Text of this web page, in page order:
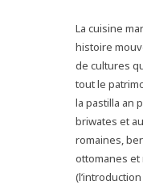
La cuisine
histoire
de cultures
tout le
la pastilla an
briwates et
romaines,
ottomanes et